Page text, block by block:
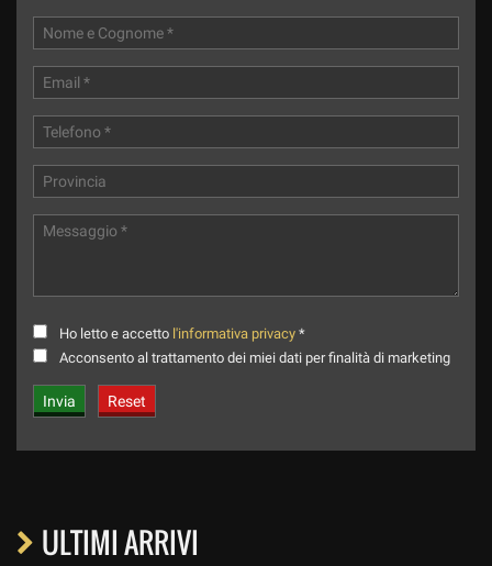
Ho letto e accetto l'informativa privacy *
Acconsento al trattamento dei miei dati per finalità di marketing
ULTIMI ARRIVI